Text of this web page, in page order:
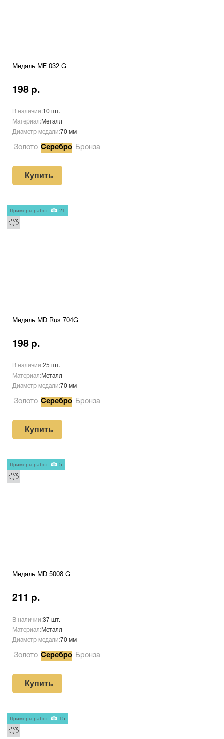
Медаль ME 032 G
198 р.
В наличии:10 шт.
Материал:Металл
Диаметр медали:70 мм
Золото Серебро Бронза
Купить
Медаль MD Rus 704G
198 р.
В наличии:25 шт.
Материал:Металл
Диаметр медали:70 мм
Золото Серебро Бронза
Купить
Примеры работ 21
Медаль MD 5008 G
211 р.
В наличии:37 шт.
Материал:Металл
Диаметр медали:70 мм
Золото Серебро Бронза
Купить
Примеры работ 5
Примеры работ 15